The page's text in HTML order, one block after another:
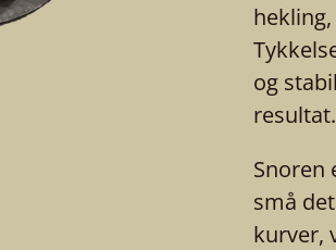
og
resultat.
Snoren
små
kurver,